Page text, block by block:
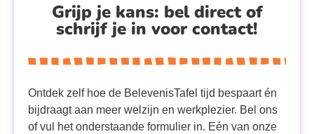
Grijp je kans: bel direct of
schrijf je in voor contact!
Ontdek zelf hoe de BelevenisTafel tijd bespaart én
bijdraagt aan meer welzijn en werkplezier. Bel ons
of vul het onderstaande formulier in. Eén van onze